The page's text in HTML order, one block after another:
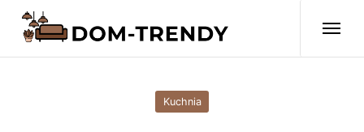
Kuchnia